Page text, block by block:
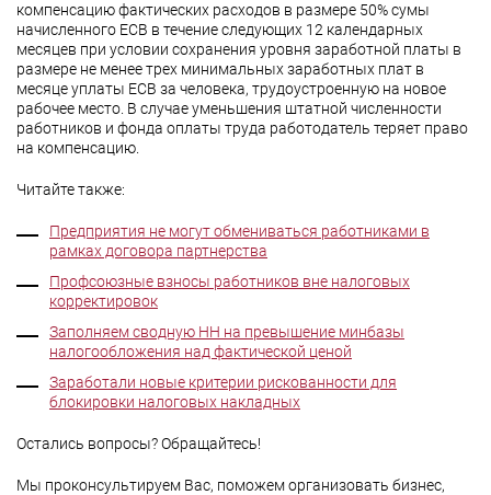
компенсацию фактических расходов в размере 50% сумы
начисленного ЕСВ в течение следующих 12 календарных
месяцев при условии сохранения уровня заработной платы в
размере не менее трех минимальных заработных плат в
месяце уплаты ЕСВ за человека, трудоустроенную на новое
рабочее место. В случае уменьшения штатной численности
работников и фонда оплаты труда работодатель теряет право
на компенсацию.
Читайте также:
Предприятия не могут обмениваться работниками в
рамках договора партнерства
Профсоюзные взносы работников вне налоговых
корректировок
Заполняем сводную НН на превышение минбазы
налогообложения над фактической ценой
Заработали новые критерии рискованности для
блокировки налоговых накладных
Остались вопросы? Обращайтесь!
Мы проконсультируем Вас, поможем организовать бизнес,